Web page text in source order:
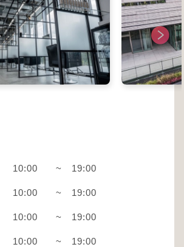
10:00 ~ 19:00
10:00 ~ 19:00
10:00 ~ 19:00
10:00 ~ 19:00